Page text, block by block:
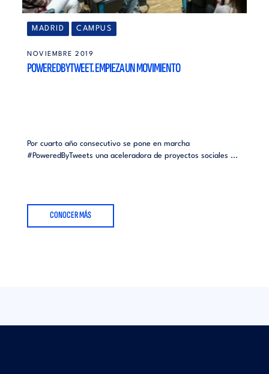
MADRID CAMPUS
NOVIEMBRE 2019
POWEREDBYTWEET. EMPIEZA UN MOVIMIENTO
Por cuarto año consecutivo se pone en marcha
#PoweredByTweets una aceleradora de proyectos sociales ...
CONOCER MÁS